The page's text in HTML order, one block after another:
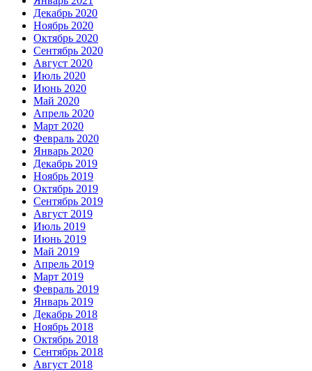
Декабрь 2020
Ноябрь 2020
Октябрь 2020
Сентябрь 2020
Август 2020
Июль 2020
Июнь 2020
Май 2020
Апрель 2020
Март 2020
Февраль 2020
Январь 2020
Декабрь 2019
Ноябрь 2019
Октябрь 2019
Сентябрь 2019
Август 2019
Июль 2019
Июнь 2019
Май 2019
Апрель 2019
Март 2019
Февраль 2019
Январь 2019
Декабрь 2018
Ноябрь 2018
Октябрь 2018
Сентябрь 2018
Август 2018